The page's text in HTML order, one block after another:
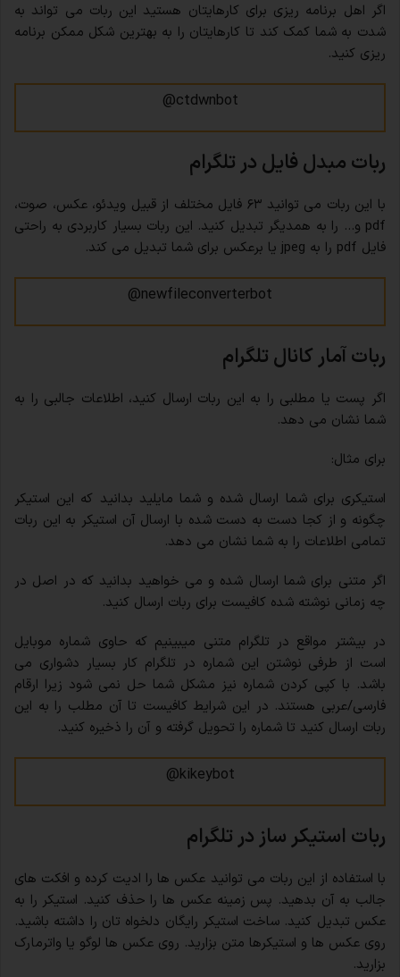
اگر اهل برنامه ریزی برای کارهایتان هستید این ربات می تواند به
شدت به شما کمک کند تا کارهایتان را به بهترین شکل ممکن برنامه
ریزی کنید.
ctdwnbot@
ربات مبدل فایل در تلگرام
با این ربات می توانید ۶۳ فایل مختلف از قبیل ویدئو، عکس، صوت،
pdf و… را به همدیگر تبدیل کنید. این ربات بسیار کاربردی به راحتی
فایل pdf را به jpeg یا برعکس برای شما تبدیل می کند.
newfileconverterbot@
ربات آمار کانال تلگرام
اگر پست یا مطلبی را به این ربات ارسال کنید، اطلاعات جالبی را به
شما نشان می دهد.
برای مثال:
استیکری برای شما ارسال شده و شما مایلید بدانید که این استیکر
چگونه و از کجا دست به دست شده با ارسال آن استیکر به این ربات
تمامی اطلاعات را به شما نشان می دهد.
اگر متنی برای شما ارسال شده و می خواهید بدانید که در اصل در
چه زمانی نوشته شده کافیست برای ربات ارسال کنید.
در بیشتر مواقع در تلگرام متنی میبینیم که حاوی شماره موبایل
است از طرفی نوشتن این شماره در تلگرام کار بسیار دشواری می
باشد. با کپی کردن شماره نیز مشکل شما حل نمی شود زیرا ارقام
فارسی/عربی هستند. در این شرایط کافیست تا آن مطلب را به این
ربات ارسال کنید تا شماره را تحویل گرفته و آن را ذخیره کنید.
kikeybot@
ربات استیکر ساز در تلگرام
با استفاده از این ربات می توانید عکس ها را ادیت کرده و افکت های
جالب به آن بدهید. پس زمینه عکس ها را حذف کنید. استیکر را به
عکس تبدیل کنید. ساخت استیکر رایگان دلخواه تان را داشته باشید.
روی عکس ها و استیکرها متن بزارید. روی عکس ها لوگو یا واترمارک
بزارید.